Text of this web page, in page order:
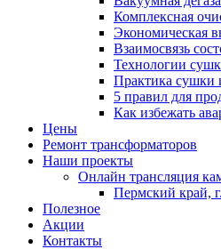
Комплексная
Экономическая
Взаимосвязь
Технологии
Практика сушки
5 правил для
Как избежать
Цены
Ремонт трансформаторов
Наши проекты
Онлайн трансляция
Пермский край,
Полезное
Акции
Контакты